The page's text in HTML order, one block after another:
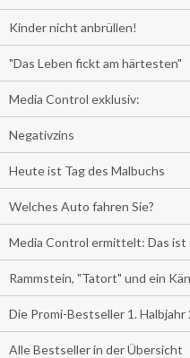
Kinder nicht anbrüllen!
"Das Leben fickt am härtesten"
Media Control exklusiv:
Negativzins
Heute ist Tag des Malbuchs
Welches Auto fahren Sie?
Media Control ermittelt: Das ist
Rammstein, "Tatort" und ein
Die Promi-Bestseller 1. Halbjahr
Alle Bestseller in der Übersicht